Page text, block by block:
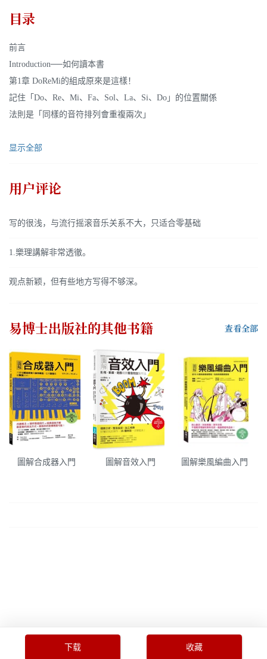
目录
前言
Introduction──如何讀本書
第1章 DoReMi的組成原來是這樣！
記住「Do、Re、Mi、Fa、Sol、La、Si、Do」的位置關係
法則是「同樣的音符排列會重複兩次」
显示全部
用户评论
写的很浅，与流行摇滚音乐关系不大，只适合零基础
1.樂理講解非常透徹。
观点新颖，但有些地方写得不够深。
易博士出版社的其他书籍 查看全部
圖解合成器入門 圖解音效入門 圖解樂風編曲入門
下载 收藏